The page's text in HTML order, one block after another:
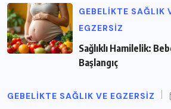
GEBELIKTE SAĞLIK
EGZERSIZ
Sağlıklı Hamilelik:
Başlangıç
GEBELIKTE SAĞLIK VE EGZERSIZ